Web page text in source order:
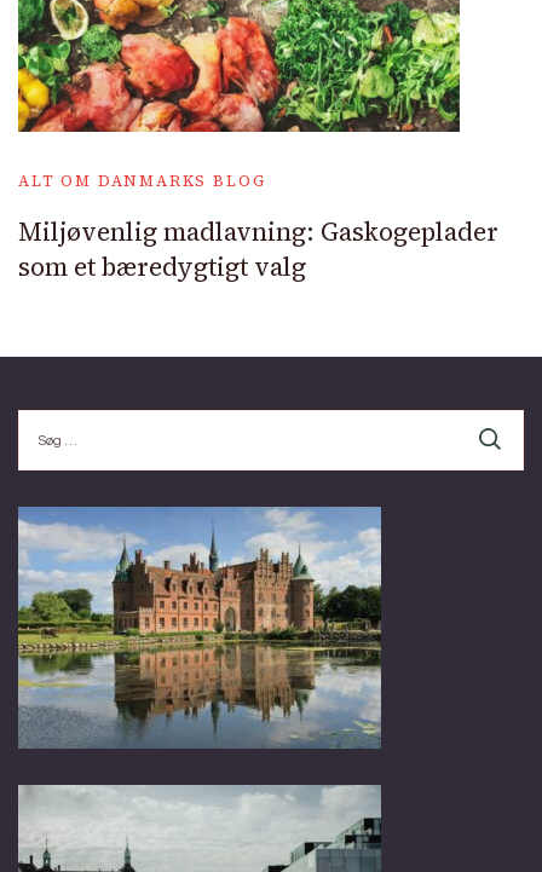
ALT OM DANMARKS BLOG
Miljøvenlig madlavning: Gaskogeplader
som et bæredygtigt valg
efter: